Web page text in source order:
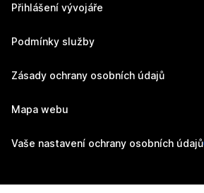
Přihlášení vývojáře
Podmínky služby
Zásady ochrany osobních údajů
Mapa webu
Vaše nastavení ochrany osobních údajů